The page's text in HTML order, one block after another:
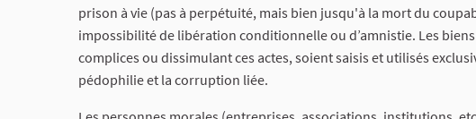
prison à vie (pas à perpétuité, mais bien jusqu'à la mort du
impossibilité de libération conditionnelle ou d’amnistie. Les
complices ou dissimulant ces actes, soient saisis et utilisés
pédophilie et la corruption liée.